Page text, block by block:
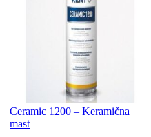
Ceramic 1200 – Keramična
mast